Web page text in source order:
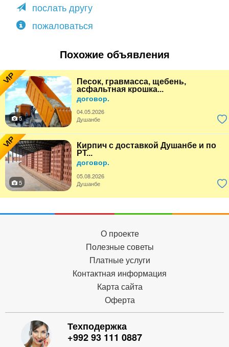
послать другу
пожаловаться
Похожие объявления
VIP
Песок, гравмасса, щебень,
асфальтная крошка...
договор.
04.05.2026
5
Душанбе
VIP
Кирпич с доставкой Душанбе и по
РТ...
договор.
05.08.2026
5
Душанбе
О проекте
Полезные советы
Платные услуги
Контактная информация
Карта сайта
Оферта
Техподержка
+992 93 111 0887